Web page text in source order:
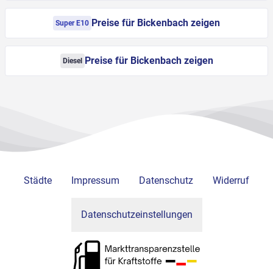
Super E10 Preise für Bickenbach zeigen
Diesel Preise für Bickenbach zeigen
Städte Impressum Datenschutz Widerruf
Datenschutzeinstellungen